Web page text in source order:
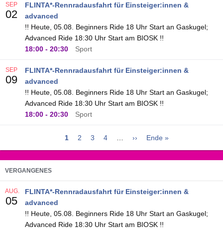
FLINTA*-Rennradausfahrt für Einsteiger:innen &
advanced
!! Heute, 05.08. Beginners Ride 18 Uhr Start an Gaskugel;
Advanced Ride 18:30 Uhr Start am BIOSK !!
18:00 - 20:30 Sport
SEP
02
FLINTA*-Rennradausfahrt für Einsteiger:innen &
advanced
!! Heute, 05.08. Beginners Ride 18 Uhr Start an Gaskugel;
Advanced Ride 18:30 Uhr Start am BIOSK !!
18:00 - 20:30 Sport
SEP
09
SeitennummerierungAktuelle
Seite
1 Seite
2 Seite
3 Seite
4
Nächste
Seite
››
Letzte
Seite
Ende »
VERGANGENES
FLINTA*-Rennradausfahrt für Einsteiger:innen &
advanced
!! Heute, 05.08. Beginners Ride 18 Uhr Start an Gaskugel;
Advanced Ride 18:30 Uhr Start am BIOSK !!
AUG.
05